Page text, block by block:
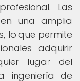
Las
una amplia
lo que permite
adquirir
lugar del
ingeniería de